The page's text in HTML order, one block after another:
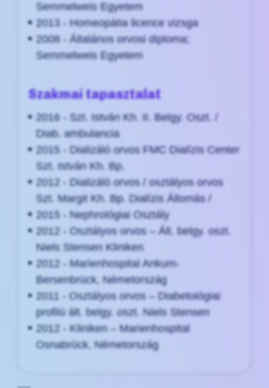
Semmelweis Egyetem
2013 - Homeopátia licence vizsga
2008 - Általános orvosi diploma;
Semmelweis Egyetem
Szakmai tapasztalat
2016 - Szt. István Kh. II. Belgy. Oszt. /
Diab. ambulancia
2015 - Dializáló orvos FMC Dialízis Center
Szt. István Kh. Bp.
2012 - Dializáló orvos / osztályos orvos
Szt. Margit Kh. Bp. Dialízis Állomás /
2015 - Nephrológiai Osztály
2012 - Osztályos orvos – Ált. belgy. oszt.
Niels Stensen Kliniken
2012 - Marienhospital Ankum-
Bersenbrück, Németország
2011 - Osztályos orvos – Diabetológiai
profilú ált. belgy. oszt. Niels Stensen
2012 - Kliniken – Marienhospital
Osnabrück, Németország